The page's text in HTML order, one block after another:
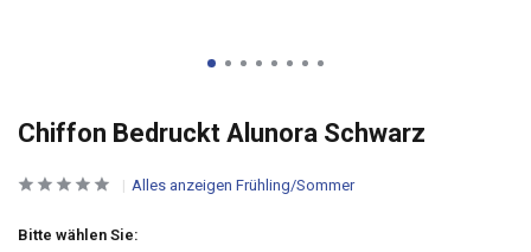
Chiffon Bedruckt Alunora Schwarz
Alles anzeigen Frühling/Sommer
Bitte wählen Sie: